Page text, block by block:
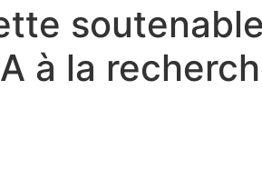
à la